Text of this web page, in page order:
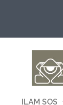
ILAM SOS